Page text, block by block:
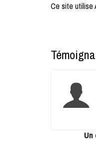
Ce site utilise